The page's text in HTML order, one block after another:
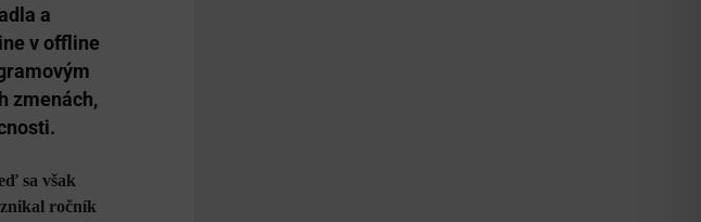
a
v offline
zmenách,
sa však
ročník